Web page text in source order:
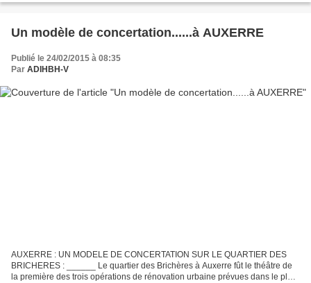
Un modèle de concertation......à AUXERRE
Publié le 24/02/2015 à 08:35
Par ADIHBH-V
AUXERRE : UN MODELE DE CONCERTATION SUR LE QUARTIER DES
BRICHERES : ______ Le quartier des Brichères à Auxerre fût le théâtre de
la première des trois opérations de rénovation urbaine prévues dans le plan